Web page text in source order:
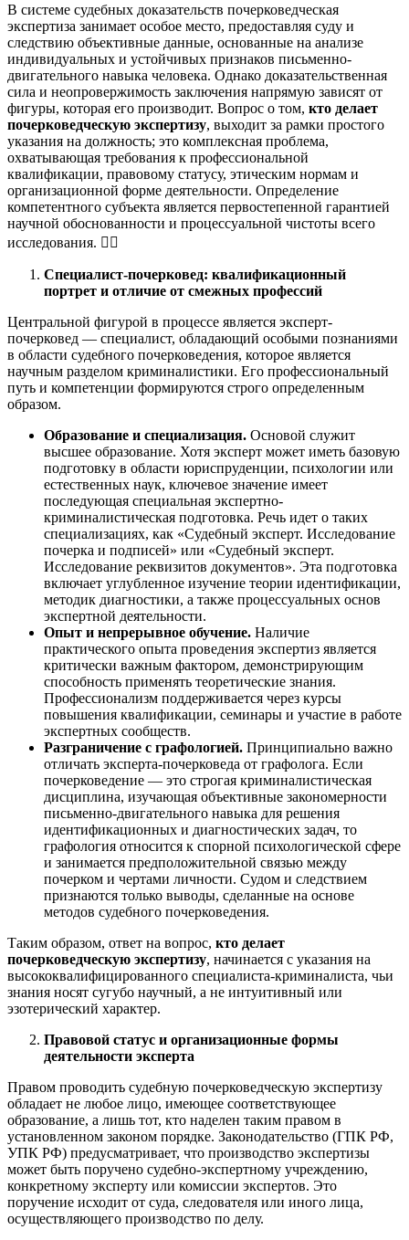
В системе судебных доказательств почерковедческая
экспертиза занимает особое место, предоставляя суду и
следствию объективные данные, основанные на анализе
индивидуальных и устойчивых признаков письменно-
двигательного навыка человека. Однако доказательственная
сила и неопровержимость заключения напрямую зависят от
фигуры, которая его производит. Вопрос о том, кто делает
почерковедческую экспертизу, выходит за рамки простого
указания на должность; это комплексная проблема,
охватывающая требования к профессиональной
квалификации, правовому статусу, этическим нормам и
организационной форме деятельности. Определение
компетентного субъекта является первостепенной гарантией
научной обоснованности и процессуальной чистоты всего
исследования. 🧑‍⚖️
Специалист-почерковед: квалификационный
портрет и отличие от смежных профессий
Центральной фигурой в процессе является эксперт-
почерковед — специалист, обладающий особыми познаниями
в области судебного почерковедения, которое является
научным разделом криминалистики. Его профессиональный
путь и компетенции формируются строго определенным
образом.
Образование и специализация. Основой служит
высшее образование. Хотя эксперт может иметь базовую
подготовку в области юриспруденции, психологии или
естественных наук, ключевое значение имеет
последующая специальная экспертно-
криминалистическая подготовка. Речь идет о таких
специализациях, как «Судебный эксперт. Исследование
почерка и подписей» или «Судебный эксперт.
Исследование реквизитов документов». Эта подготовка
включает углубленное изучение теории идентификации,
методик диагностики, а также процессуальных основ
экспертной деятельности.
Опыт и непрерывное обучение. Наличие
практического опыта проведения экспертиз является
критически важным фактором, демонстрирующим
способность применять теоретические знания.
Профессионализм поддерживается через курсы
повышения квалификации, семинары и участие в работе
экспертных сообществ.
Разграничение с графологией. Принципиально важно
отличать эксперта-почерковеда от графолога. Если
почерковедение — это строгая криминалистическая
дисциплина, изучающая объективные закономерности
письменно-двигательного навыка для решения
идентификационных и диагностических задач, то
графология относится к спорной психологической сфере
и занимается предположительной связью между
почерком и чертами личности. Судом и следствием
признаются только выводы, сделанные на основе
методов судебного почерковедения.
Таким образом, ответ на вопрос, кто делает
почерковедческую экспертизу, начинается с указания на
высококвалифицированного специалиста-криминалиста, чьи
знания носят сугубо научный, а не интуитивный или
эзотерический характер.
Правовой статус и организационные формы
деятельности эксперта
Правом проводить судебную почерковедческую экспертизу
обладает не любое лицо, имеющее соответствующее
образование, а лишь тот, кто наделен таким правом в
установленном законом порядке. Законодательство (ГПК РФ,
УПК РФ) предусматривает, что производство экспертизы
может быть поручено судебно-экспертному учреждению,
конкретному эксперту или комиссии экспертов. Это
поручение исходит от суда, следователя или иного лица,
осуществляющего производство по делу.